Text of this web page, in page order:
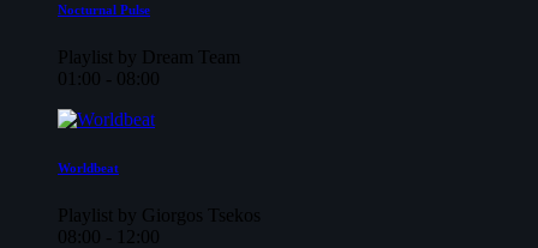
Nocturnal Pulse
Playlist by Dream Team
01:00 - 08:00
Worldbeat
Playlist by Giorgos Tsekos
08:00 - 12:00